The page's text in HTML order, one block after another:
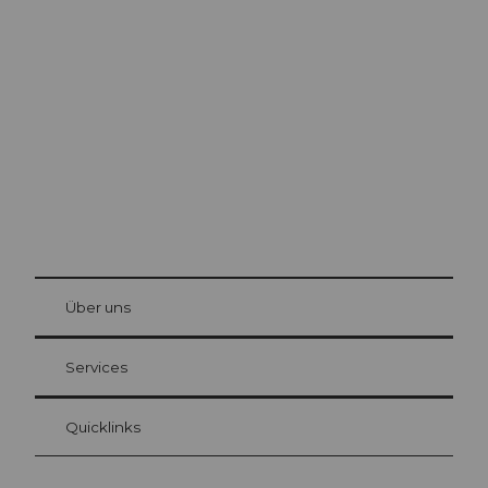
Gästekarte Luzern
Ihre Vorteile als Übernachtungsgast
at Bre
Über uns
Services
Quicklinks